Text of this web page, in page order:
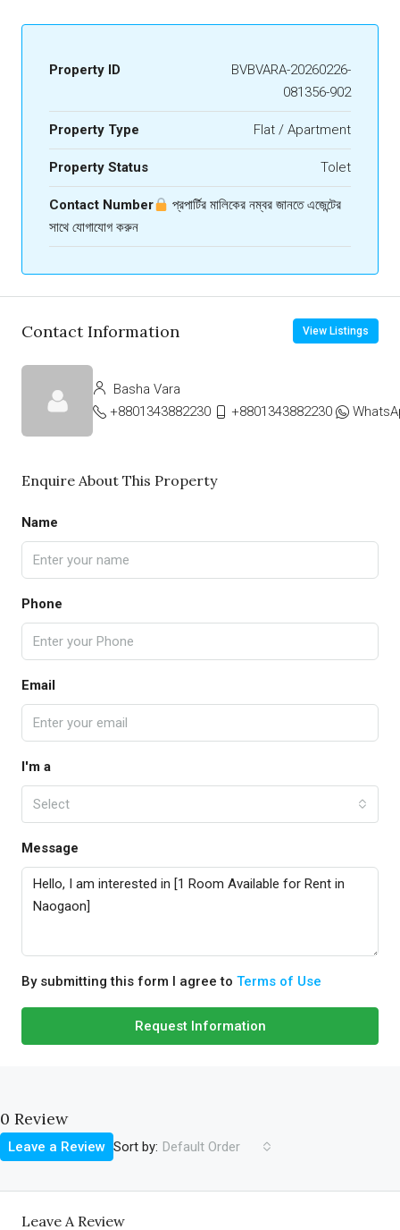
Property ID
BVBVARA-20260226-
081356-902
Property Type Flat / Apartment
Property Status Tolet
Contact Number
প্রপার্টির মালিকের নম্বর জানতে এজেন্টের
সাথে যোগাযোগ করুন
Contact Information View Listings
Basha Vara
+8801343882230
+8801343882230
Enquire About This Property
Name
Phone
Email
I'm a
Select
Message
By submitting this form I agree to Terms of Use
Request Information
0 Review
Sort by: Default Order
Leave a Review
Leave A Review